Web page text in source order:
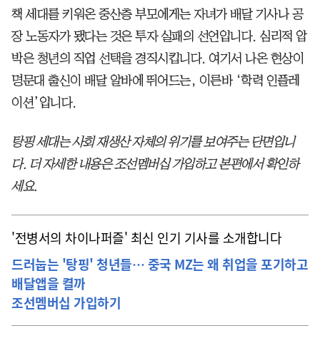
책 세대를 키워온 중산층 부모에게는 자녀가 배달 기사나 공
장 노동자가 됐다는 것은 투자 실패의 선언입니다. 심리적 압
박은 청년의 직업 선택을 경직시킵니다. 여기서 나온 현상이
명문대 출신이 배달 알바에 뛰어드는, 이른바 ‘학력 인플레
이션’입니다.
탕핑 세대는 사회 재생산 자체의 위기를 보여주는 단면입니
다. 더 자세한 내용은 조선멤버십 가입하고 본편에서 확인하
세요.
'전병서의 차이나퍼즐' 최신 인기 기사를 소개합니다
드러눕는 '탕핑' 청년들… 중국 MZ는 왜 취업을 포기하고
배달앱을 켤까
조선멤버십 가입하기